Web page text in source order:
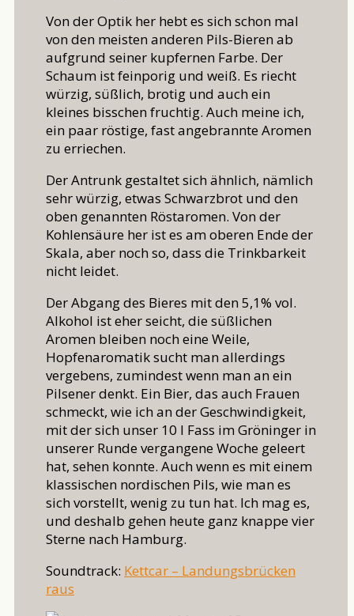
Von der Optik her hebt es sich schon mal
von den meisten anderen Pils-Bieren ab
aufgrund seiner kupfernen Farbe. Der
Schaum ist feinporig und weiß. Es riecht
würzig, süßlich, brotig und auch ein
kleines bisschen fruchtig. Auch meine ich,
ein paar röstige, fast angebrannte Aromen
zu erriechen.
Der Antrunk gestaltet sich ähnlich, nämlich
sehr würzig, etwas Schwarzbrot und den
oben genannten Röstaromen. Von der
Kohlensäure her ist es am oberen Ende der
Skala, aber noch so, dass die Trinkbarkeit
nicht leidet.
Der Abgang des Bieres mit den 5,1% vol.
Alkohol ist eher seicht, die süßlichen
Aromen bleiben noch eine Weile,
Hopfenaromatik sucht man allerdings
vergebens, zumindest wenn man an ein
Pilsener denkt. Ein Bier, das auch Frauen
schmeckt, wie ich an der Geschwindigkeit,
mit der sich unser 10 l Fass im Gröninger in
unserer Runde vergangene Woche geleert
hat, sehen konnte. Auch wenn es mit einem
klassischen nordischen Pils, wie man es
sich vorstellt, wenig zu tun hat. Ich mag es,
und deshalb gehen heute ganz knappe vier
Sterne nach Hamburg.
Soundtrack: Kettcar – Landungsbrücken
raus